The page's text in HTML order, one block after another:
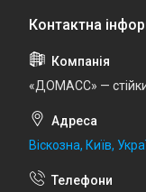
«ДОМАСС» —
Віскозна, Київ,